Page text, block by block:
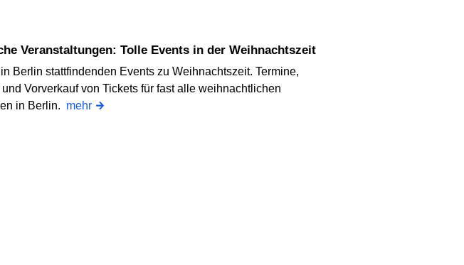
Veranstaltungen: Tolle Events in der Weihnachtszeit
Berlin stattfindenden Events zu Weihnachtszeit. Termine,
und Vorverkauf von Tickets für fast alle weihnachtlichen
in Berlin. mehr